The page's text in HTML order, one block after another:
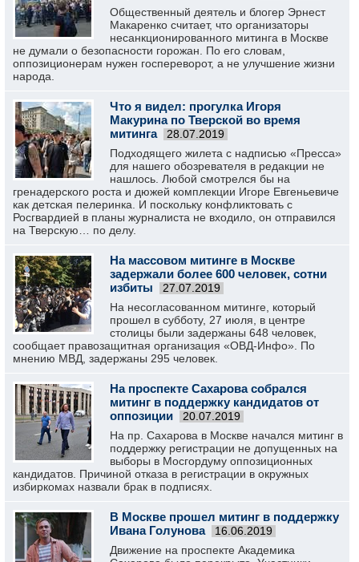
Общественный деятель и блогер Эрнест
Макаренко считает, что организаторы
несанкционированного митинга в Москве
не думали о безопасности горожан. По его словам,
оппозиционерам нужен госпереворот, а не улучшение жизни
народа.
Что я видел: прогулка Игоря
Макурина по Тверской во время
митинга
28.07.2019
Подходящего жилета с надписью «Пресса»
для нашего обозревателя в редакции не
нашлось. Любой смотрелся бы на
гренадерского роста и дюжей комплекции Игоре Евгеньевиче
как детская пелеринка. И поскольку конфликтовать с
Росгвардией в планы журналиста не входило, он отправился
на Тверскую… по делу.
На массовом митинге в Москве
задержали более 600 человек, сотни
избиты
27.07.2019
На несогласованном митинге, который
прошел в субботу, 27 июля, в центре
столицы были задержаны 648 человек,
сообщает правозащитная организация «ОВД-Инфо». По
мнению МВД, задержаны 295 человек.
На проспекте Сахарова собрался
митинг в поддержку кандидатов от
оппозиции
20.07.2019
На пр. Сахарова в Москве начался митинг в
поддержку регистрации не допущенных на
выборы в Мосгордуму оппозиционных
кандидатов. Причиной отказа в регистрации в окружных
избиркомах назвали брак в подписях.
В Москве прошел митинг в поддержку
Ивана Голунова
16.06.2019
Движение на проспекте Академика